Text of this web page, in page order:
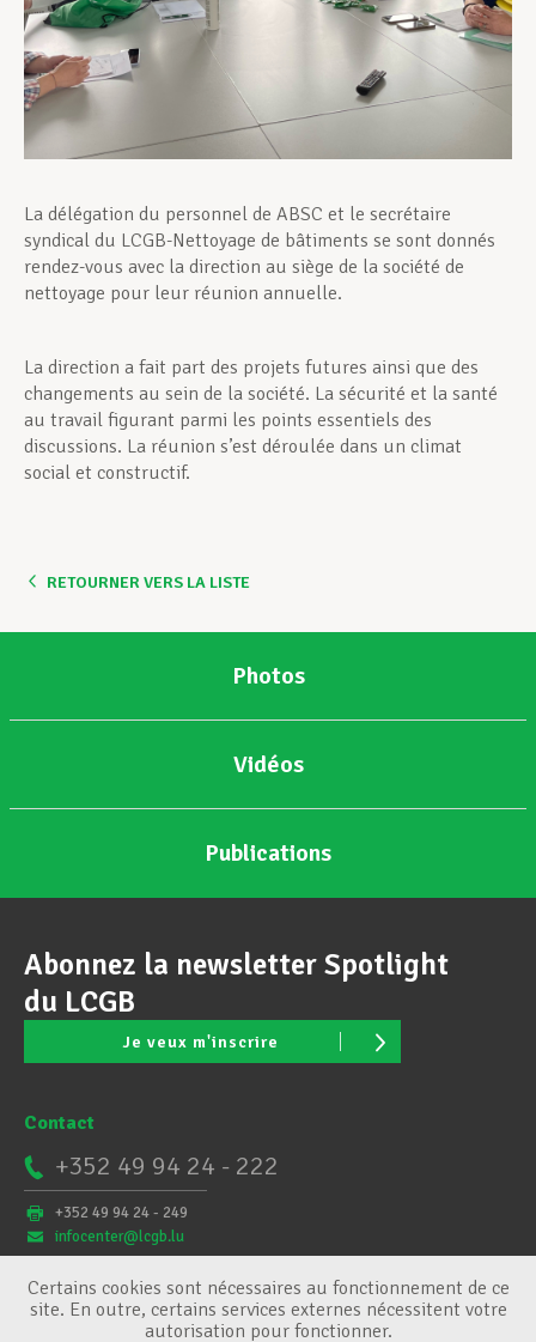
Actualités
La délégation du personnel de ABSC et le secrétaire
syndical du LCGB-Nettoyage de bâtiments se sont donnés
rendez-vous avec la direction au siège de la société de
nettoyage pour leur réunion annuelle.
La direction a fait part des projets futures ainsi que des
changements au sein de la société. La sécurité et la santé
au travail figurant parmi les points essentiels des
discussions. La réunion s’est déroulée dans un climat
social et constructif.
RETOURNER VERS LA LISTE
Photos
Vidéos
Publications
Abonnez la newsletter Spotlight
du LCGB
Je veux m'inscrire
Contact
+352 49 94 24 - 222
+352 49 94 24 - 249
infocenter@lcgb.lu
Certains cookies sont nécessaires au fonctionnement de ce
site. En outre, certains services externes nécessitent votre
autorisation pour fonctionner.